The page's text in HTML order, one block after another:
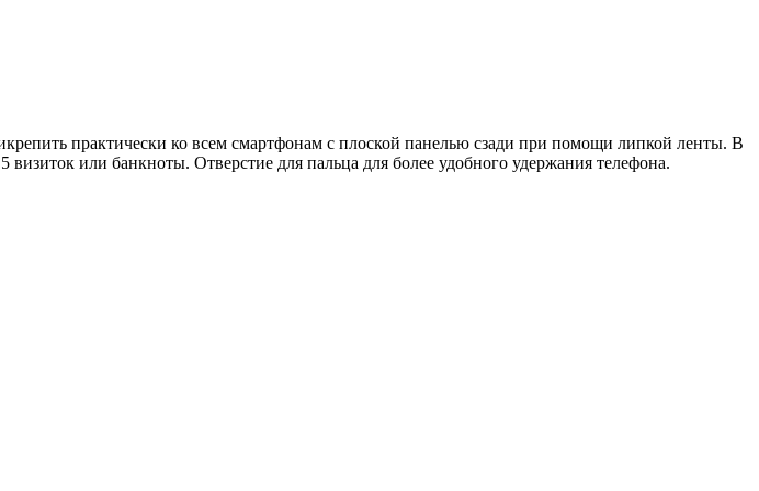
практически ко всем смартфонам с плоской панелью сзади при помощи липкой ленты. В
или банкноты. Отверстие для пальца для более удобного удержания телефона.